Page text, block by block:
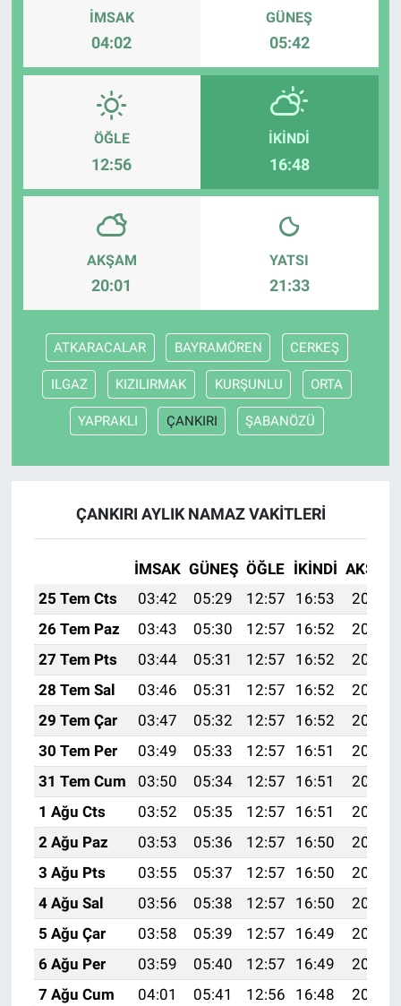
İMSAK
04:02
GÜNEŞ
05:42
ÖĞLE
12:56
İKINDI
16:48
AKŞAM
20:01
YATSI
21:33
ATKARACALAR BAYRAMÖREN CERKEŞ
ILGAZ KIZILIRMAK KURŞUNLU ORTA
YAPRAKLI ÇANKIRI ŞABANÖZÜ
ÇANKIRI AYLIK NAMAZ VAKITLERI
İMSAK GÜNEŞ ÖĞLE İKINDI AKŞAM
25 Tem Cts
03:42 05:29 12:57 16:53
20:15
26 Tem Paz
03:43 05:30 12:57 16:52
20:15
27 Tem Pts
03:44 05:31 12:57 16:52
20:14
28 Tem Sal
03:46 05:31 12:57 16:52
20:13
29 Tem Çar
03:47 05:32 12:57 16:52
20:12
30 Tem Per
03:49 05:33 12:57 16:51
20:11
31 Tem Cum
03:50 05:34 12:57 16:51
20:10
1 Ağu Cts
03:52 05:35 12:57 16:51
20:09
2 Ağu Paz
03:53 05:36 12:57 16:50
20:08
3 Ağu Pts
03:55 05:37 12:57 16:50
20:07
4 Ağu Sal
03:56 05:38 12:57 16:50
20:05
5 Ağu Çar
03:58 05:39 12:57 16:49
20:04
6 Ağu Per
03:59 05:40 12:57 16:49
20:03
7 Ağu Cum
04:01 05:41 12:56 16:48
20:02